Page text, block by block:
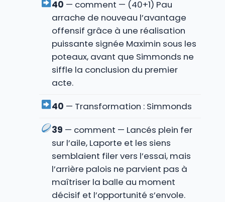
40 — comment — (40+1) Pau
arrache de nouveau l’avantage
offensif grâce à une réalisation
puissante signée Maximin sous les
poteaux, avant que Simmonds ne
siffle la conclusion du premier
acte.
40 — Transformation : Simmonds
39 — comment — Lancés plein fer
sur l’aile, Laporte et les siens
semblaient filer vers l’essai, mais
l’arrière palois ne parvient pas à
maîtriser la balle au moment
décisif et l’opportunité s’envole.